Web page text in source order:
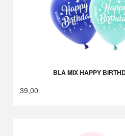
BLÅ MIX HAPPY
39,00